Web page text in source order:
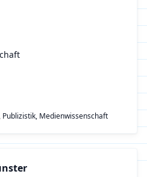
Medienwissenschaft